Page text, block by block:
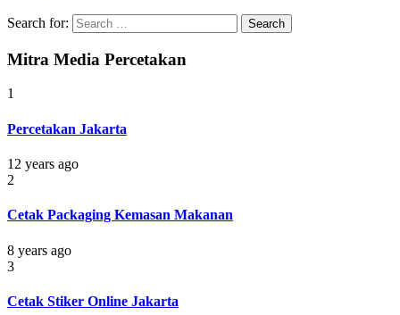
Search for:
Mitra Media Percetakan
1
Percetakan Jakarta
12 years ago
2
Cetak Packaging Kemasan Makanan
8 years ago
3
Cetak Stiker Online Jakarta